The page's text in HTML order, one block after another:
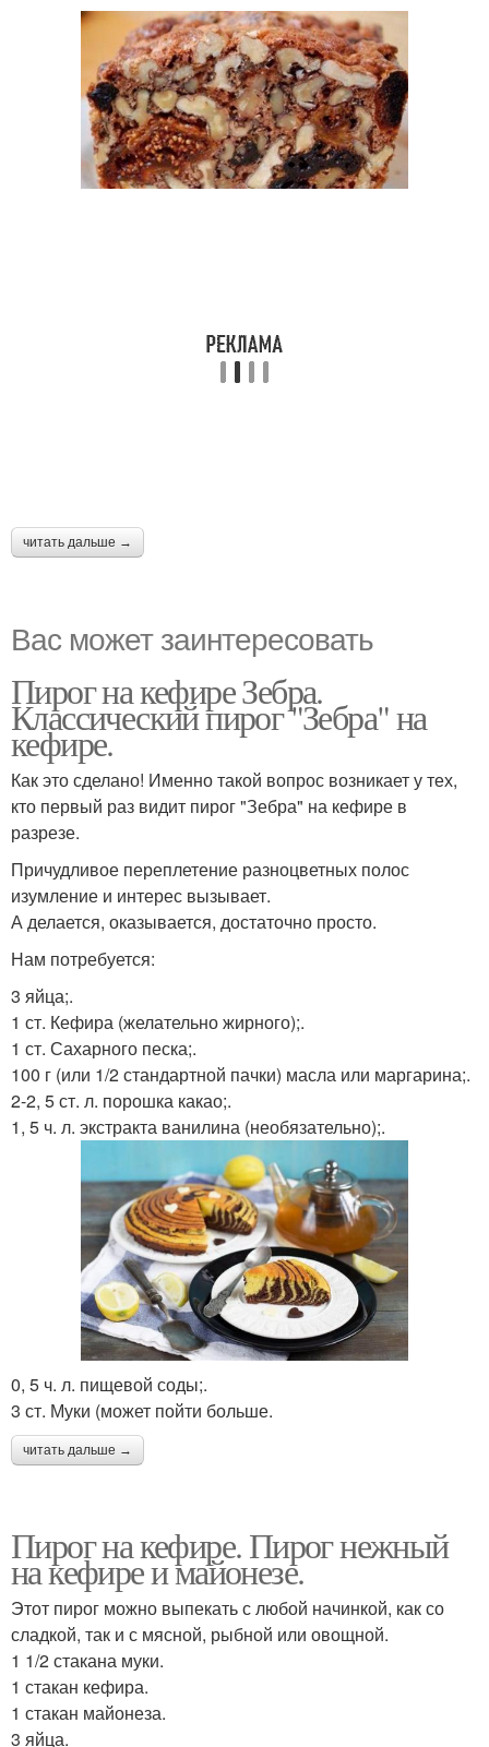
читать дальше →
Вас может заинтересовать
Пирог на кефире Зебра.
Классический пирог "Зебра" на
кефире.
Как это сделано! Именно такой вопрос возникает у тех,
кто первый раз видит пирог "Зебра" на кефире в
разрезе.
Причудливое переплетение разноцветных полос
изумление и интерес вызывает.
А делается, оказывается, достаточно просто.
Нам потребуется:
3 яйца;.
1 ст. Кефира (желательно жирного);.
1 ст. Сахарного песка;.
100 г (или 1/2 стандартной пачки) масла или маргарина;.
2-2, 5 ст. л. порошка какао;.
1, 5 ч. л. экстракта ванилина (необязательно);.
0, 5 ч. л. пищевой соды;.
3 ст. Муки (может пойти больше.
читать дальше →
Пирог на кефире. Пирог нежный
на кефире и майонезе.
Этот пирог можно выпекать с любой начинкой, как со
сладкой, так и с мясной, рыбной или овощной.
1 1/2 стакана муки.
1 стакан кефира.
1 стакан майонеза.
3 яйца.